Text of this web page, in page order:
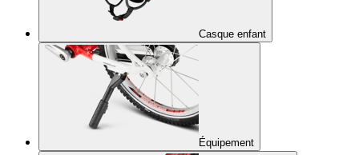
Casque enfant
Équipement